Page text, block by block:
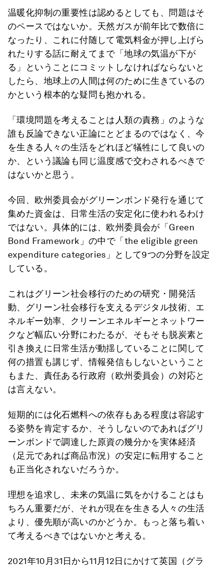
温暖化抑制の重要性は認めるとしても、問題はそ
のペースではないか。天然ガスが前年比で数倍に
なったり、これに付随して電気料金が押し上げら
れたりする話に耐えてまで「地球の気温が下が
る」ということにコミットしなければならないと
したら、地球上の人間は何のために生きているの
かという根本的な疑問も抱かれる。
「環境問題を考えることは人類の責務」のような
誰も反論できない正論にとどまるのではなく、今
を生きる人々の生活をどれほど犠牲にして良いの
か、という議論も同じ温度感で交わされるべきで
はないかと思う。
今回、欧州委員会がグリーンボンド発行を通じて
集めた資金は、日常生活の安定化に使われるわけ
ではない。具体的には、欧州委員会が「Green
Bond Framework」の中で「the eligible green
expenditure categories」として9つの分野を設定
している。
これはグリーン社会移行のための研究・開発活
動、グリーン社会移行を支えるデジタル技術、エ
ネルギー効率、クリーンエネルギーとネットワー
クなど幅広い分野にわたるが、そもそも脱炭素と
引き換えに日常生活が動揺していることに関して
何の措置も講じず、情報発信もしないということ
もまた、責任ある行政府（欧州委員会）の対応と
は言えない。
短期的には化石燃料への依存もある程度は容認す
る姿勢を肯定するか、そうしないのであればグリ
ーンボンドで調達した原資の幾分かを実体経済
（足元であれば商品市況）の安定に転用すること
も正当化されないだろうか。
理想を追求し、未来の気温に気をかけることはも
ちろん重要だが、それが現在を生きる人々の生活
より、優先順が高いのかどうか。もっと落ち着い
て考えるべきではないかと考える。
2021年10月31日から11月12日にかけて英国（グラ